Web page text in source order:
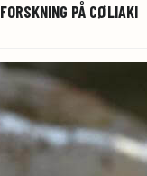
FORSKNING PÅ CØLIAKI